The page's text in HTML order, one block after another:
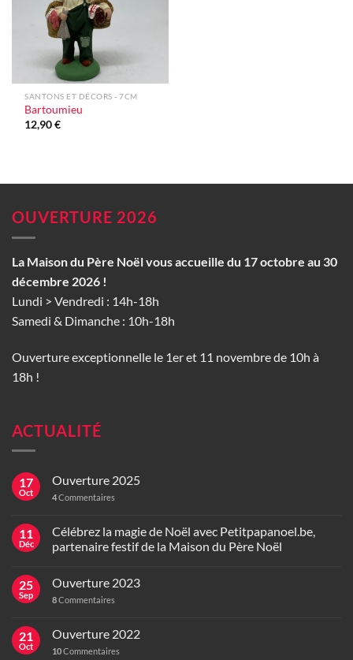
SANTONS ET DÉCORS - 7CM
Bartoumieu
12,90€
OUVERTURE 2026
La Maison du Père Noël vous accueille du 17 octobre au 30
décembre 2026 !
Lundi > Vendredi : 14h-18h
Samedi & Dimanche : 10h-18h
Ouverture exceptionnelle le 1er et 11 novembre de 10h à
18h !
ACTUALITÉ
17
Oct
Ouverture 2025
4Commentaires
11
Déc
Célébrez la magie de Noël avec Petitpapanoel.be,
partenaire festif de la Maison du Père Noël
25
Sep
Ouverture 2023
8Commentaires
21
Oct
Ouverture 2022
10Commentaires